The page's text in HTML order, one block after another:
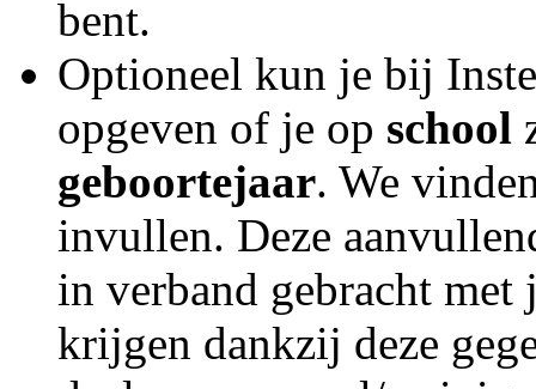
bent.
Optioneel kun je bij
opgeven of je op school
geboortejaar. We
invullen. Deze
in verband gebracht
krijgen dankzij deze